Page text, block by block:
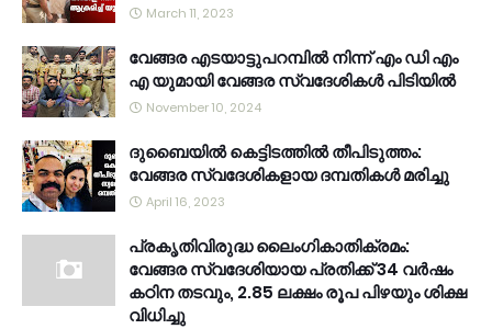
March 11, 2023
വേങ്ങര എടയാട്ടുപറമ്പിൽ നിന്ന് എം ഡി എം
എ യുമായി വേങ്ങര സ്വദേശികൾ പിടിയിൽ
November 10, 2024
ദുബൈയിൽ കെട്ടിടത്തിൽ തീപിടുത്തം:
വേങ്ങര സ്വദേശികളായ ദമ്പതികൾ മരിച്ചു
April 16, 2023
പ്രകൃതിവിരുദ്ധ ലൈംഗികാതിക്രമം:
വേങ്ങര സ്വദേശിയായ പ്രതിക്ക് 34 വര്‍ഷം
കഠിന തടവും, 2.85 ലക്ഷം രൂപ പിഴയും ശിക്ഷ
വിധിച്ചു